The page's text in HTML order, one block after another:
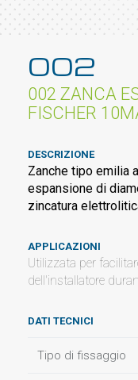
002
002 ZANCA
FISCHER
DESCRIZIONE
Zanche tipo emilia
espansione di
zincatura
APPLICAZIONI
Utilizzata per
dell'installatore
DATI TECNICI
Tipo di fissaggio